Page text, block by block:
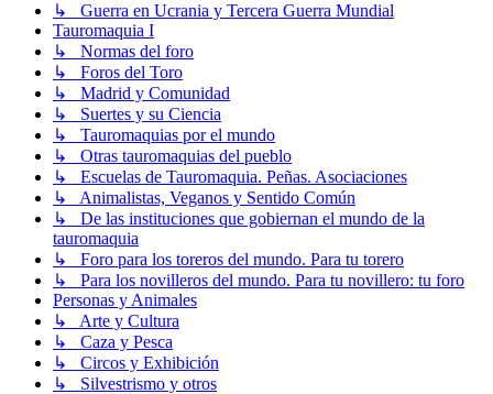
↳ Guerra en Ucrania y Tercera Guerra Mundial
Tauromaquia I
↳ Normas del foro
↳ Foros del Toro
↳ Madrid y Comunidad
↳ Suertes y su Ciencia
↳ Tauromaquias por el mundo
↳ Otras tauromaquias del pueblo
↳ Escuelas de Tauromaquia. Peñas. Asociaciones
↳ Animalistas, Veganos y Sentido Común
↳ De las instituciones que gobiernan el mundo de la
tauromaquia
↳ Foro para los toreros del mundo. Para tu torero
↳ Para los novilleros del mundo. Para tu novillero: tu foro
Personas y Animales
↳ Arte y Cultura
↳ Caza y Pesca
↳ Circos y Exhibición
↳ Silvestrismo y otros